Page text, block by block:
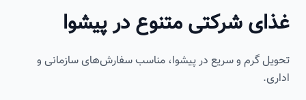
شرکتی متنوع در پیشوا
گرم و سریع در پیشوا، مناسب سفارش‌های سازمانی و